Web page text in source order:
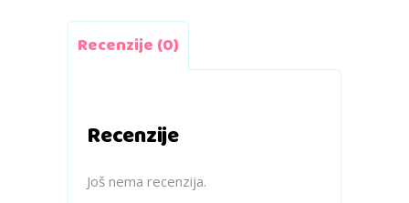
Recenzije (0)
Recenzije
Još nema recenzija.